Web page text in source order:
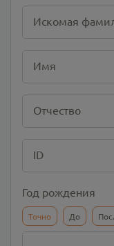
Искомая
Имя
Отчество
ID
Год рождения
Точно До